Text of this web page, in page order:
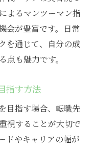
よるマンツーマン指
会が豊富です。日常
を通じて、自分の成
も魅力です。
指す方法
目指す場合、転職先
視することが大切で
ドやキャリアの幅が